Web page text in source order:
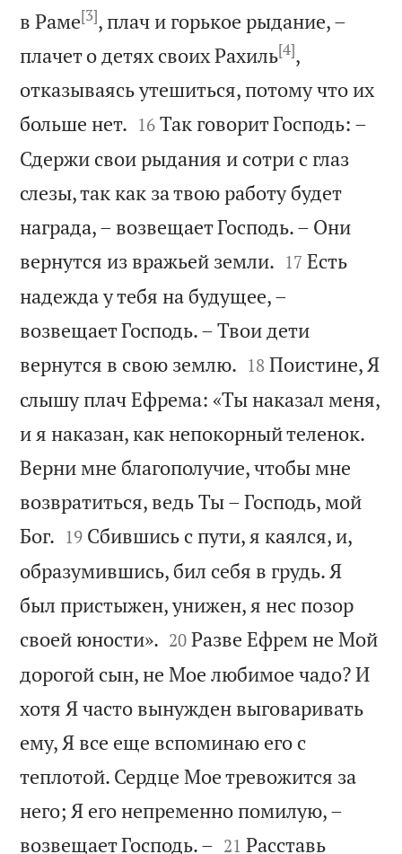
в Раме[3], плач и горькое рыдание, –
плачет о детях своих Рахиль[4],
отказываясь утешиться, потому что их
больше нет. 

16 Так говорит Господь: –
Сдержи свои рыдания и сотри с глаз
слезы, так как за твою работу будет
награда, – возвещает Господь. – Они
вернутся из вражьей земли. 

17 Есть
надежда у тебя на будущее, –
возвещает Господь. – Твои дети
вернутся в свою землю. 

18 Поистине, Я
слышу плач Ефрема: «Ты наказал меня,
и я наказан, как непокорный теленок.
Верни мне благополучие, чтобы мне
возвратиться, ведь Ты – Господь, мой
Бог. 

19 Сбившись с пути, я каялся, и,
образумившись, бил себя в грудь. Я
был пристыжен, унижен, я нес позор
своей юности». 

20 Разве Ефрем не Мой
дорогой сын, не Мое любимое чадо? И
хотя Я часто вынужден выговаривать
ему, Я все еще вспоминаю его с
теплотой. Сердце Мое тревожится за
него; Я его непременно помилую, –
возвещает Господь. – 

21 Расставь